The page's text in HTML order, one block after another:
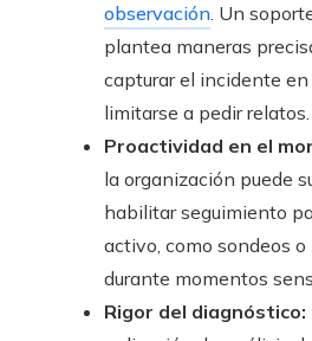
observación. Un
plantea maneras
capturar el incidente en
limitarse a pedir relatos.
Proactividad en el
la organización puede
habilitar seguimiento
activo, como sondeos o
durante momentos
Rigor del diagnóstico: